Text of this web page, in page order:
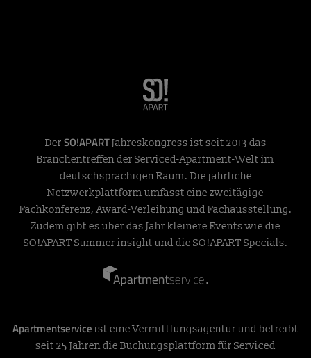
Der SO!APARTJahreskongress ist seit 2013 das
Branchentreffen der Serviced-Apartment-Welt im
deutschsprachigen Raum. Die jährliche
Netzwerkplattform umfasst eine zweitägige
Fachkonferenz, Award-Verleihung und Fachausstellung.
Zudem gibt es über das Jahr kleinere Events wie die
SO!APART Summer insight und die SO!APART Specials.
Apartmentservice ist eine Vermittlungsagentur und betreibt
seit 25 Jahren die Buchungsplattform für Serviced